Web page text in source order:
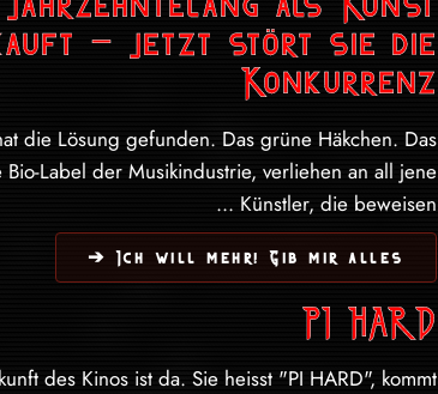
– jetzt stört sie die
Konkurrenz
die Lösung gefunden. Das grüne Häkchen. Das
Label der Musikindustrie, verliehen an all jene
Künstler, die beweisen ...
Ich will mehr! Gib mir alles ➔
PI HARD
des Kinos ist da. Sie heisst "PI HARD", kommt